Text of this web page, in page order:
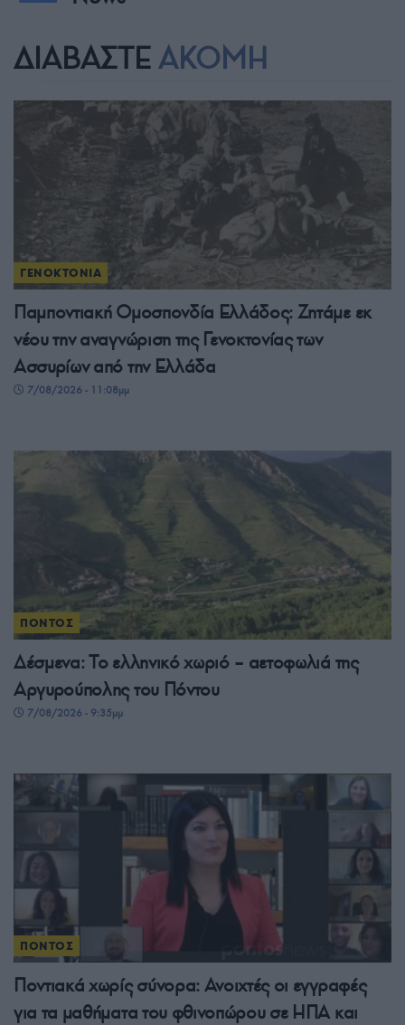
ΔΙΑΒΑΣΤΕ ΑΚΟΜΗ
ΓΕΝΟΚΤΟΝΙΑ
Παμποντιακή Ομοσπονδία Ελλάδος: Ζητάμε εκ
νέου την αναγνώριση της Γενοκτονίας των
Ασσυρίων από την Ελλάδα
7/08/2026 - 11:08μμ
ΠΟΝΤΟΣ
Δέσμενα: Το ελληνικό χωριό – αετοφωλιά της
Αργυρούπολης του Πόντου
7/08/2026 - 9:35μμ
ΠΟΝΤΟΣ
Ποντιακά χωρίς σύνορα: Ανοιχτές οι εγγραφές
για τα μαθήματα του φθινοπώρου σε ΗΠΑ και